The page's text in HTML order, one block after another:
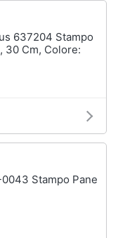
637204 Stampo
30 Cm, Colore:
Stampo Pane